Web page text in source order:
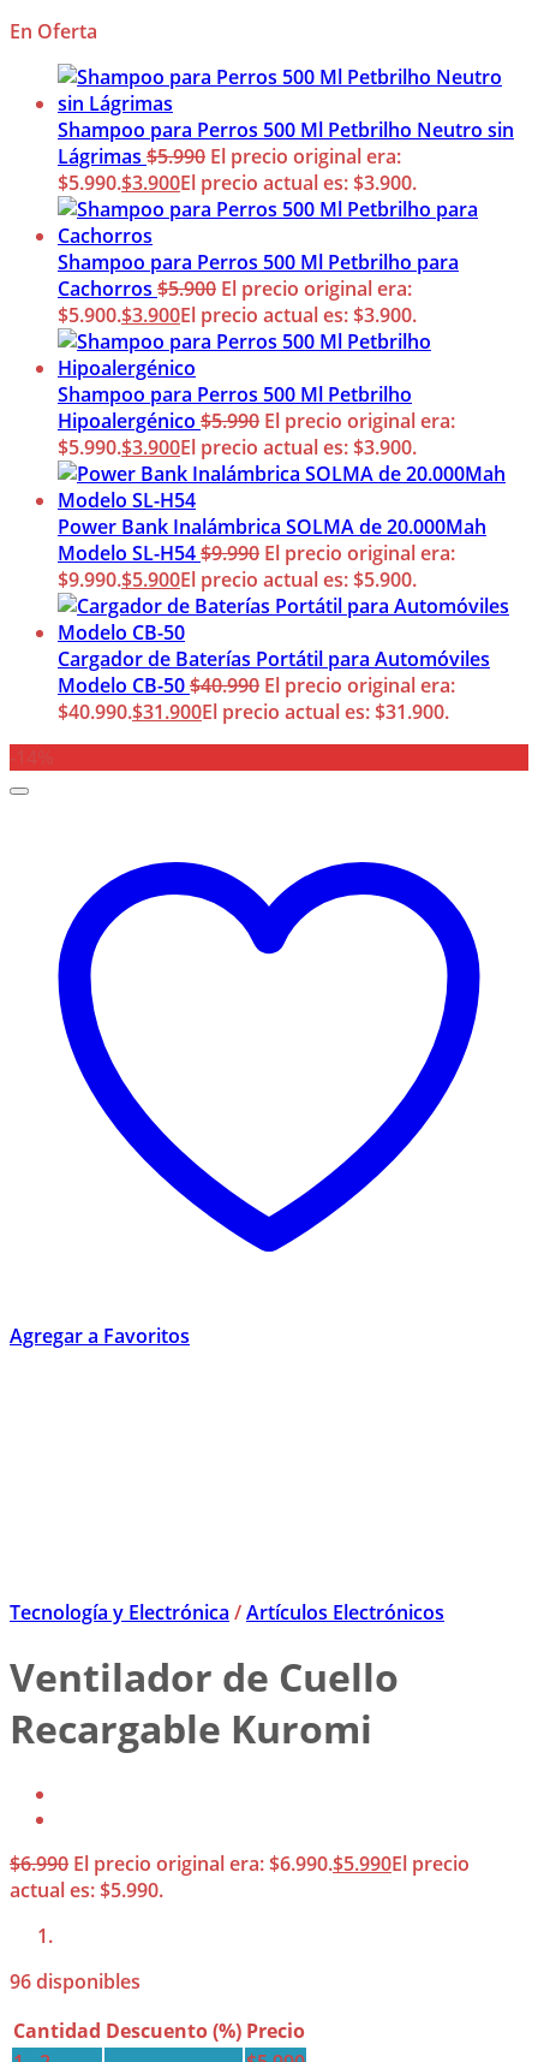
En Oferta
Shampoo para Perros 500 Ml Petbrilho Neutro sin
Lágrimas $5.990 El precio original era:
$5.990.$3.900El precio actual es: $3.900.
Shampoo para Perros 500 Ml Petbrilho para
Cachorros $5.900 El precio original era:
$5.900.$3.900El precio actual es: $3.900.
Shampoo para Perros 500 Ml Petbrilho
Hipoalergénico $5.990 El precio original era:
$5.990.$3.900El precio actual es: $3.900.
Power Bank Inalámbrica SOLMA de 20.000Mah
Modelo SL-H54$9.990 El precio original era:
$9.990.$5.900El precio actual es: $5.900.
Cargador de Baterías Portátil para Automóviles
Modelo CB-50$40.990 El precio original era:
$40.990.$31.900El precio actual es: $31.900.
Agregar a Favoritos
Tecnología y Electrónica /Artículos Electrónicos
Ventilador de Cuello
Recargable Kuromi
$6.990 El precio original era: $6.990.$5.990El precio
actual es: $5.990.
96 disponibles
Cantidad Descuento (%) Precio